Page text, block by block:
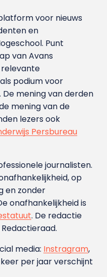
voor nieuws
en
Punt
van Avans
podium voor
mening van derden
mening van de
lezers ook
Persbureau
journalisten.
op
en zonder
onafhankelijkheid is
. De redactie
media: Instragram,
keer per jaar verschijnt